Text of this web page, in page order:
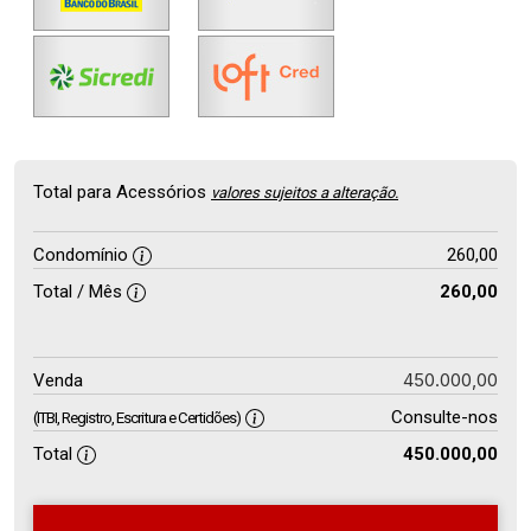
Total para Acessórios valores sujeitos a alteração.
Condomínio
260,00
Total / Mês
260,00
Venda 450.000,00
(ITBI, Registro, Escritura e Certidões)
Consulte-nos
Total
450.000,00